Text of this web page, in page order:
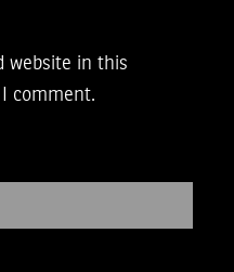
website in this
comment.